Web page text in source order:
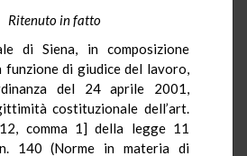
Ritenuto in fatto
di Siena, in composizione
funzione di giudice del lavoro,
del 24 aprile 2001,
costituzionale dell’art.
comma 1] della legge 11
140 (Norme in materia di